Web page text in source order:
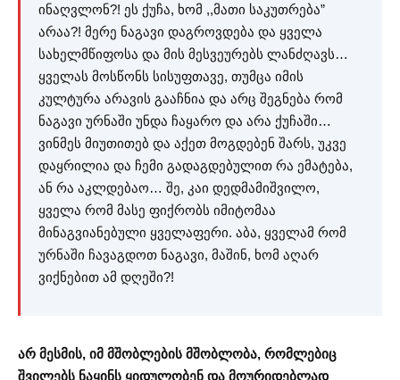
ინაღვლონ?! ეს ქუჩა, ხომ ,,მათი საკუთრება”
არაა?! მერე ნაგავი დაგროვდება და ყველა
სახელმწიფოსა და მის მესვეურებს ლანძღავს…
ყველას მოსწონს სისუფთავე, თუმცა იმის
კულტურა არავის გააჩნია და არც შეგნება რომ
ნაგავი ურნაში უნდა ჩაყარო და არა ქუჩაში…
ვინმეს მიუთითებ და აქეთ მოგდებენ შარს, უკვე
დაყრილია და ჩემი გადაგდებულით რა ემატება,
ან რა აკლდებაო… შე, კაი დედმამიშვილო,
ყველა რომ მასე ფიქრობს იმიტომაა
მინაგვიანებული ყველაფერი. აბა, ყველამ რომ
ურნაში ჩავაგდოთ ნაგავი, მაშინ, ხომ აღარ
ვიქნებით ამ დღეში?!
არ მესმის, იმ მშობლების მშობლობა, რომლებიც
შვილებს ნაყინს ყიდულობენ და მოურიდებლად